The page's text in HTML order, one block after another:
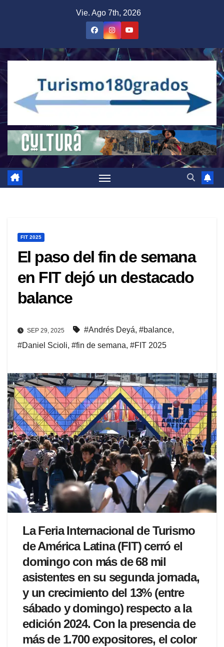
Vie. Ago 7th, 2026
FIT 2025
El paso del fin de semana
en FIT dejó un destacado
balance
SEP 29, 2025 #Andrés Deyá, #balance,
#Daniel Scioli, #fin de semana, #FIT 2025
La Feria Internacional de Turismo
de América Latina (FIT) cerró el
domingo con más de 68 mil
asistentes en su segunda jornada,
y un crecimiento del 13% (entre
sábado y domingo) respecto a la
edición 2024. Con la presencia de
más de 1.700 expositores, el color